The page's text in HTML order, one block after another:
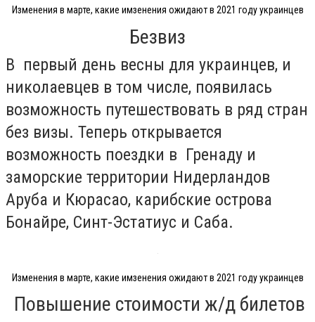
Изменения в марте, какие имзенения ожидают в 2021 году украинцев
Безвиз
В первый день весны для украинцев, и
николаевцев в том числе, появилась
возможность путешествовать в ряд стран
без визы. Теперь открывается
возможность поездки в Гренаду и
заморские территории Нидерландов
Аруба и Кюрасао, карибские острова
Бонайре, Синт-Эстатиус и Саба.
Изменения в марте, какие имзенения ожидают в 2021 году украинцев
Повышение стоимости ж/д билетов